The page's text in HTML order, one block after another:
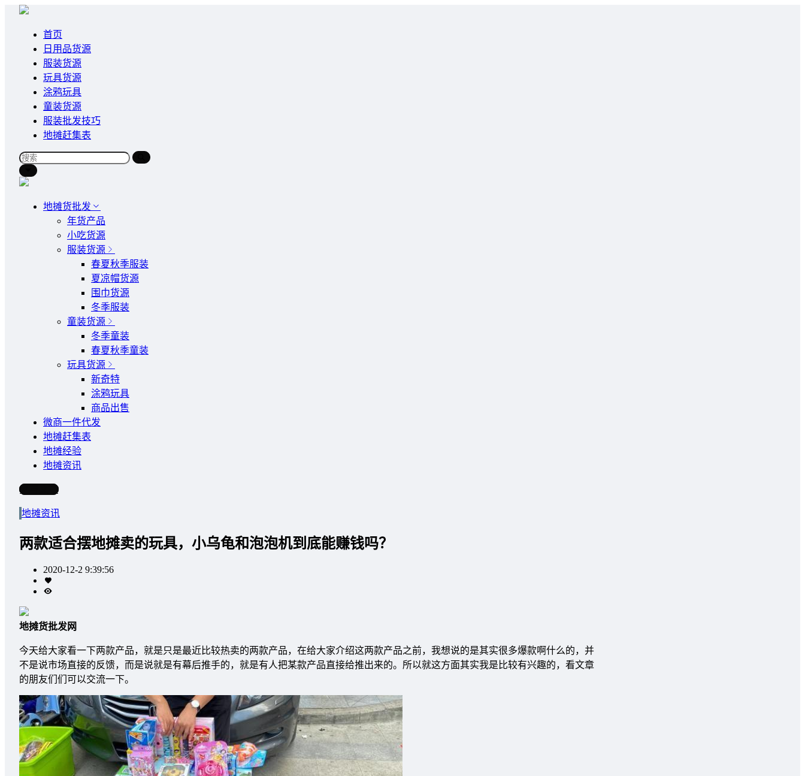
首页
日用品货源
服装货源
玩具货源
涂鸦玩具
童装货源
服装批发技巧
地摊赶集表
地摊货批发
年货产品
小吃货源
服装货源
春夏秋季服装
夏凉帽货源
围巾货源
冬季服装
童装货源
冬季童装
春夏秋季童装
玩具货源
新奇特
涂鸦玩具
商品出售
微商一件代发
地摊赶集表
地摊经验
地摊资讯
写文章
地摊资讯
两款适合摆地摊卖的玩具，小乌龟和泡泡机到底能赚钱吗？
2020-12-2 9:39:56
地摊货批发网
今天给大家看一下两款产品，就是只是最近比较热卖的两款产品，在给大家介绍这两款产品之前，我想说的是其实很多爆款啊什么的，并
不是说市场直接的反馈，而是说就是有幕后推手的，就是有人把某款产品直接给推出来的。所以就这方面其实我是比较有兴趣的，看文章
的朋友们们可以交流一下。